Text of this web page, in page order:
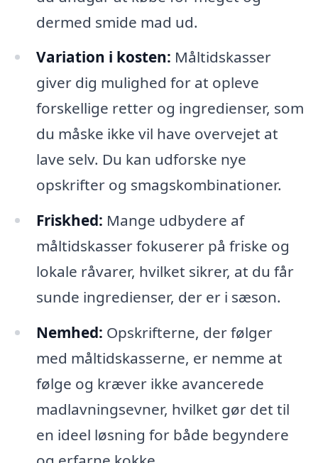
dermed smide mad ud.
Variation i kosten: Måltidskasser
giver dig mulighed for at opleve
forskellige retter og ingredienser, som
du måske ikke vil have overvejet at
lave selv. Du kan udforske nye
opskrifter og smagskombinationer.
Friskhed: Mange udbydere af
måltidskasser fokuserer på friske og
lokale råvarer, hvilket sikrer, at du får
sunde ingredienser, der er i sæson.
Nemhed: Opskrifterne, der følger
med måltidskasserne, er nemme at
følge og kræver ikke avancerede
madlavningsevner, hvilket gør det til
en ideel løsning for både begyndere